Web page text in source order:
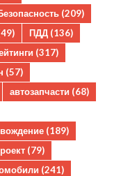
(209)
ПДД (136)
(317)
(57)
автозапчасти (68)
вождение (189)
(79)
(241)